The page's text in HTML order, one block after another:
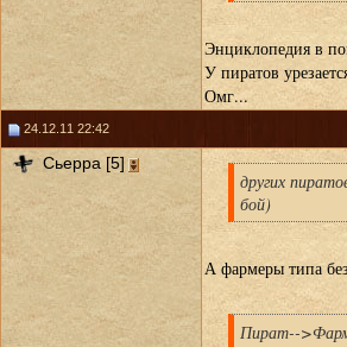
Энциклопедия в
У пиратов
Омг...
24.12.11 22:42
Сьерра [5]
других
бой)
А фармеры типа
Пират--